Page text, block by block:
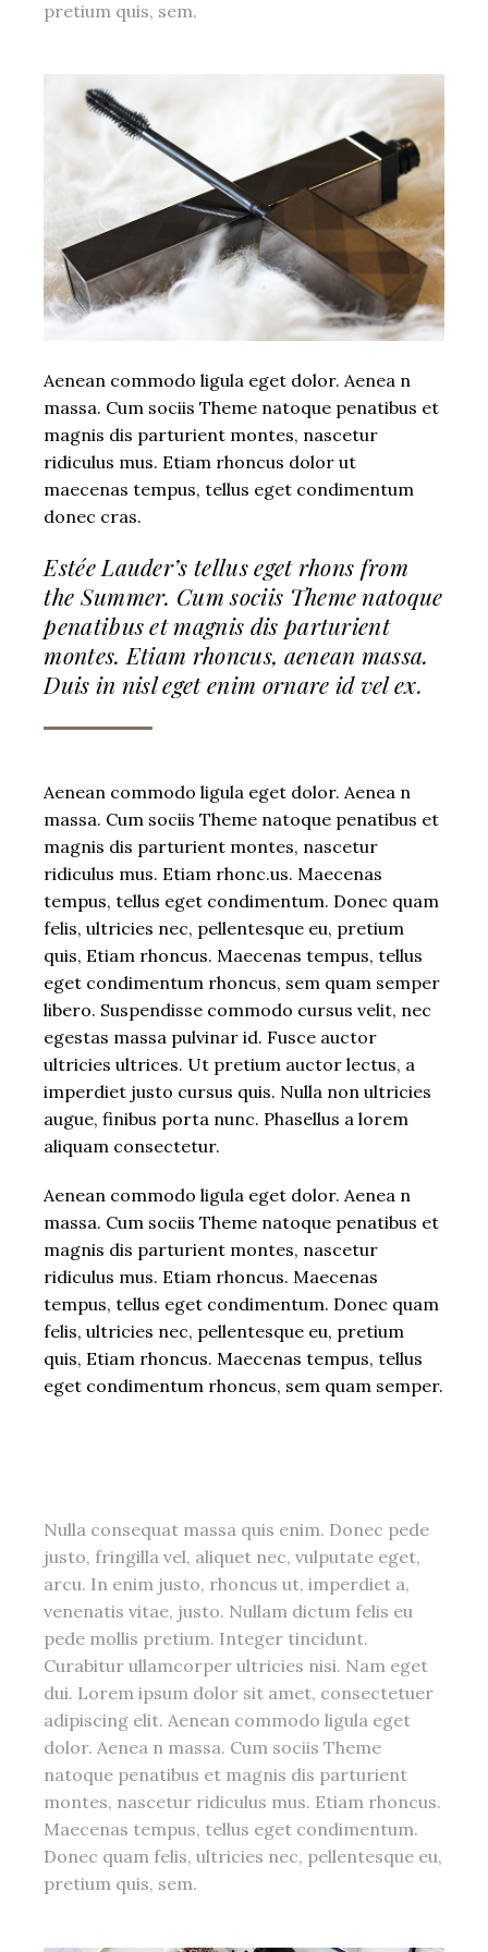
pretium quis, sem.
Aenean commodo ligula eget dolor. Aenea n
massa. Cum sociis Theme natoque penatibus et
magnis dis parturient montes, nascetur
ridiculus mus. Etiam rhoncus dolor ut
maecenas tempus, tellus eget condimentum
donec cras.
Estée Lauder’s tellus eget rhons from
the Summer. Cum sociis Theme natoque
penatibus et magnis dis parturient
montes. Etiam rhoncus, aenean massa.
Duis in nisl eget enim ornare id vel ex.
Aenean commodo ligula eget dolor. Aenea n
massa. Cum sociis Theme natoque penatibus et
magnis dis parturient montes, nascetur
ridiculus mus. Etiam rhonc.us. Maecenas
tempus, tellus eget condimentum. Donec quam
felis, ultricies nec, pellentesque eu, pretium
quis, Etiam rhoncus. Maecenas tempus, tellus
eget condimentum rhoncus, sem quam semper
libero. Suspendisse commodo cursus velit, nec
egestas massa pulvinar id. Fusce auctor
ultricies ultrices. Ut pretium auctor lectus, a
imperdiet justo cursus quis. Nulla non ultricies
augue, finibus porta nunc. Phasellus a lorem
aliquam consectetur.
Aenean commodo ligula eget dolor. Aenea n
massa. Cum sociis Theme natoque penatibus et
magnis dis parturient montes, nascetur
ridiculus mus. Etiam rhoncus. Maecenas
tempus, tellus eget condimentum. Donec quam
felis, ultricies nec, pellentesque eu, pretium
quis, Etiam rhoncus. Maecenas tempus, tellus
eget condimentum rhoncus, sem quam semper.
Nulla consequat massa quis enim. Donec pede
justo, fringilla vel, aliquet nec, vulputate eget,
arcu. In enim justo, rhoncus ut, imperdiet a,
venenatis vitae, justo. Nullam dictum felis eu
pede mollis pretium. Integer tincidunt.
Curabitur ullamcorper ultricies nisi. Nam eget
dui. Lorem ipsum dolor sit amet, consectetuer
adipiscing elit. Aenean commodo ligula eget
dolor. Aenea n massa. Cum sociis Theme
natoque penatibus et magnis dis parturient
montes, nascetur ridiculus mus. Etiam rhoncus.
Maecenas tempus, tellus eget condimentum.
Donec quam felis, ultricies nec, pellentesque eu,
pretium quis, sem.